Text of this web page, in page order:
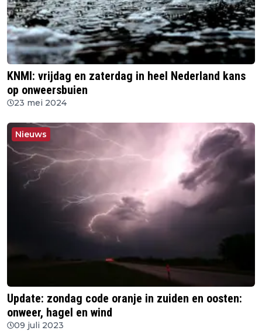
KNMI: vrijdag en zaterdag in heel Nederland kans
op onweersbuien
23 mei 2024
Nieuws
Update: zondag code oranje in zuiden en oosten:
onweer, hagel en wind
09 juli 2023